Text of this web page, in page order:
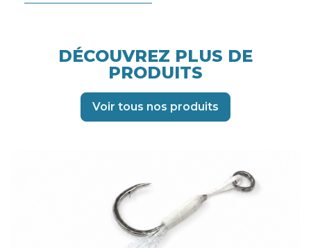
DÉCOUVREZ PLUS DE
PRODUITS
Voir tous nos produits